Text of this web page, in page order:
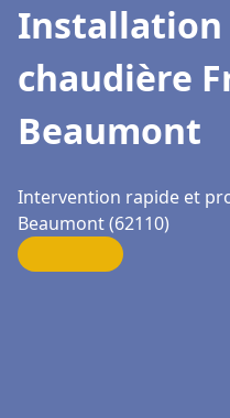
Installation
chaudière
Beaumont
Intervention rapide et
Beaumont (62110)